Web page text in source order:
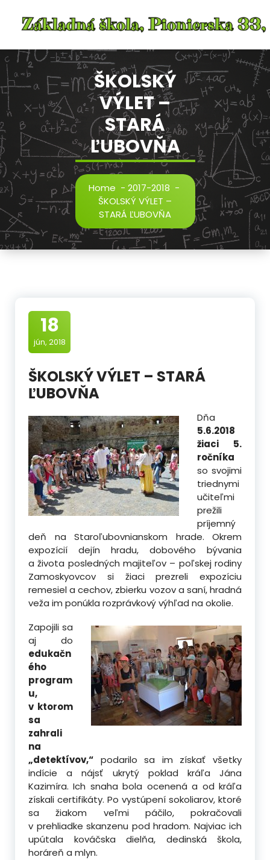
content
ŠKOLSKÝ
VÝLET –
STARÁ
ĽUBOVŇA
Home - 2017-2018 -
ŠKOLSKÝ VÝLET –
STARÁ ĽUBOVŇA
18
jún, 2018
ŠKOLSKÝ VÝLET – STARÁ
ĽUBOVŇA
Dňa
5.6.2018
žiaci 5.
ročníka
so svojimi
triednymi
učiteľmi
prežili
príjemný
deň na Staroľubovnianskom hrade. Okrem
expozícií dejín hradu, dobového bývania
a života posledných majiteľov – poľskej rodiny
Zamoskyovcov si žiaciprezreli expozíciu
remesiel a cechov, zbierku vozov a saní, hradná
veža im ponúkla rozprávkový výhľad na okolie.
Zapojili sa
aj do
edukačn
ého
program
u,
v ktorom
sa
zahrali
na
„detektívov,“ podarilo sa im získať všetky
indície a nájsť ukrytý poklad kráľa Jána
Kazimíra. Ich snaha bola ocenená a od kráľa
získali certifikáty. Po vystúpení sokoliarov, ktoré
sa žiakom veľmi páčilo, pokračovali
v prehliadke skanzenu pod hradom. Najviac ich
upútala kováčska dielňa, dedinská škola,
horáreň a mlyn.